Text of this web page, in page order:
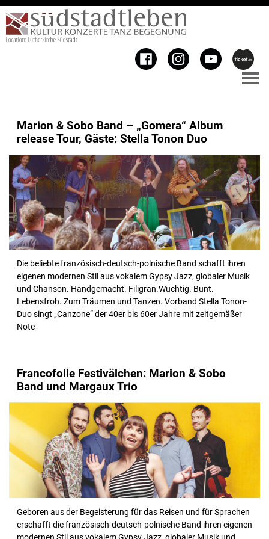
Marion & Sobo Band – „Gomera“ Album
release Tour, Gäste: Stella Tonon Duo
Die beliebte französisch-deutsch-polnische Band schafft ihren
eigenen modernen Stil aus vokalem Gypsy Jazz, globaler Musik
und Chanson. Handgemacht. Filigran.Wuchtig. Bunt.
Lebensfroh. Zum Träumen und Tanzen. Vorband Stella Tonon-
Duo singt „Canzone“ der 40er bis 60er Jahre mit zeitgemäßer
Note
Francofolie Festivälchen: Marion & Sobo
Band und Margaux Trio
Geboren aus der Begeisterung für das Reisen und für Sprachen
erschafft die französisch-deutsch-polnische Band ihren eigenen